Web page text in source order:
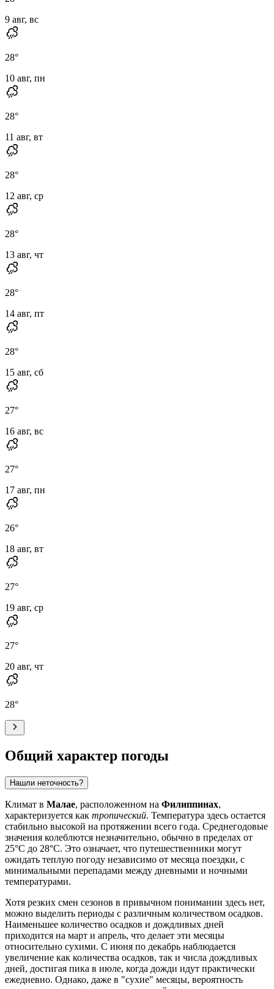
9 авг, вс
28°
10 авг, пн
28°
11 авг, вт
28°
12 авг, ср
28°
13 авг, чт
28°
14 авг, пт
28°
15 авг, сб
27°
16 авг, вс
27°
17 авг, пн
26°
18 авг, вт
27°
19 авг, ср
27°
20 авг, чт
28°
Общий характер погоды
Нашли неточность?
Климат в Малае, расположенном на Филиппинах,
характеризуется как тропический. Температура здесь остается
стабильно высокой на протяжении всего года. Среднегодовые
значения колеблются незначительно, обычно в пределах от
25°C до 28°C. Это означает, что путешественники могут
ожидать теплую погоду независимо от месяца поездки, с
минимальными перепадами между дневными и ночными
температурами.
Хотя резких смен сезонов в привычном понимании здесь нет,
можно выделить периоды с различным количеством осадков.
Наименьшее количество осадков и дождливых дней
приходится на март и апрель, что делает эти месяцы
относительно сухими. С июня по декабрь наблюдается
увеличение как количества осадков, так и числа дождливых
дней, достигая пика в июле, когда дожди идут практически
ежедневно. Однако, даже в "сухие" месяцы, вероятность